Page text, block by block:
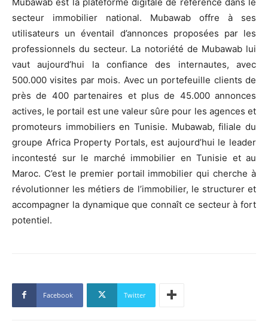
secteur immobilier national. Mubawab offre à ses
utilisateurs un éventail d’annonces proposées par les
professionnels du secteur. La notoriété de Mubawab lui
vaut aujourd’hui la confiance des internautes, avec
500.000 visites par mois. Avec un portefeuille clients de
près de 400 partenaires et plus de 45.000 annonces
actives, le portail est une valeur sûre pour les agences et
promoteurs immobiliers en Tunisie. Mubawab, filiale du
groupe Africa Property Portals, est aujourd’hui le leader
incontesté sur le marché immobilier en Tunisie et au
Maroc. C’est le premier portail immobilier qui cherche à
révolutionner les métiers de l’immobilier, le structurer et
accompagner la dynamique que connaît ce secteur à fort
potentiel.
Facebook Twitter